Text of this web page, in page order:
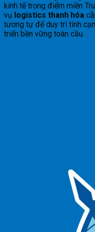
kinh tế trọng điểm miền
vụ logistics thanh hóa
tương tự để duy trì tính
triển bền vững toàn cầu.